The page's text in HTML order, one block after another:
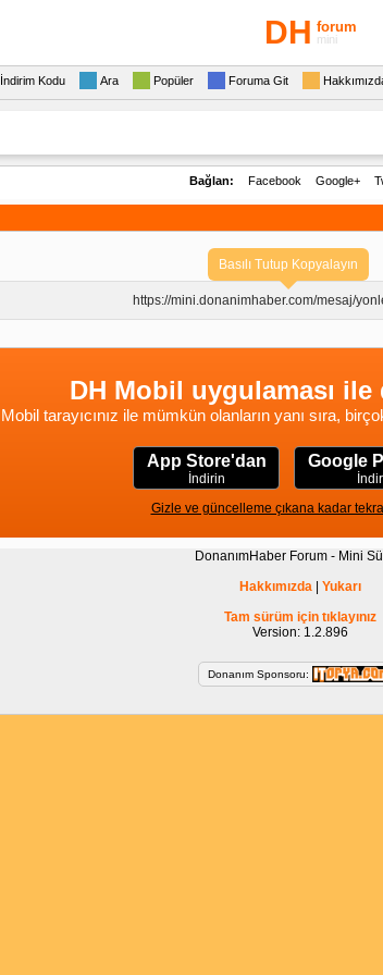
DH forum
mini
İndirim Kodu Ara Popüler Foruma Git
Bağlan: Facebook Google+
Basılı Tutup Kopyalayın
https://mini.donanimhaber.com/mesaj/
DH Mobil uygulaması ile
Mobil tarayıcınız ile mümkün olanların yanı sıra,
App Store'dan
İndirin
Google
Gizle ve güncelleme çıkana kadar
DonanımHaber Forum - Mini
Hakkımızda
Yukarı
Tam sürüm için tıklayınız
Version: 1.2.896
Donanım Sponsoru: